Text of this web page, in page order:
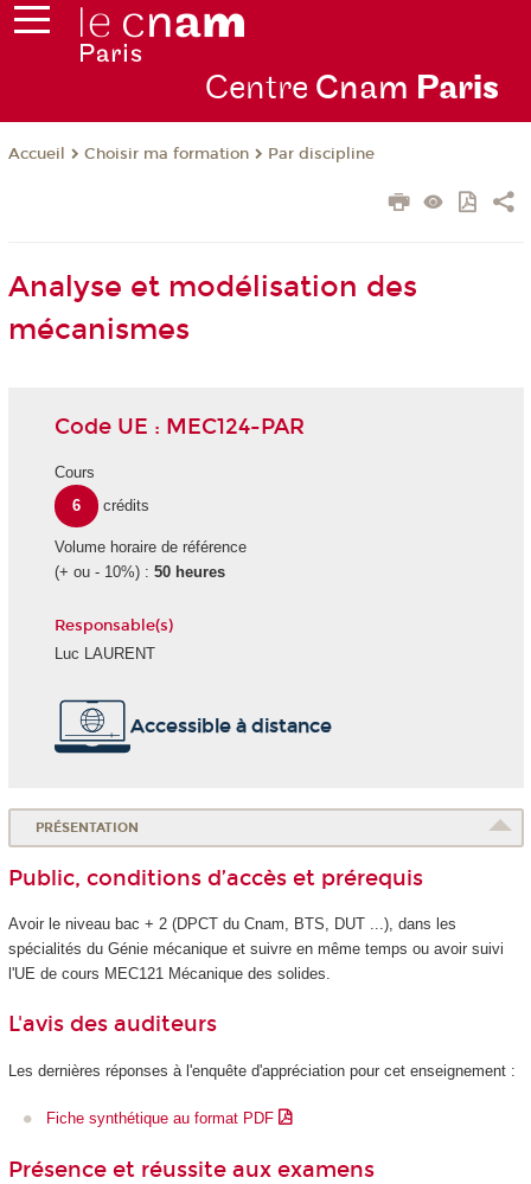
Centre Cnam Paris
Accueil Choisir ma formation Par discipline
Analyse et modélisation des
mécanismes
Code UE : MEC124-PAR
Cours
6
crédits
Volume horaire de référence
(+ ou - 10%) : 50 heures
Responsable(s)
Luc LAURENT
Accessible à distance
PRÉSENTATION
Public, conditions d’accès et prérequis
Avoir le niveau bac + 2 (DPCT du Cnam, BTS, DUT ...), dans les
spécialités du Génie mécanique et suivre en même temps ou avoir suivi
l'UE de cours MEC121 Mécanique des solides.
L'avis des auditeurs
Les dernières réponses à l'enquête d'appréciation pour cet enseignement :
Fiche synthétique au format PDF
Présence et réussite aux examens